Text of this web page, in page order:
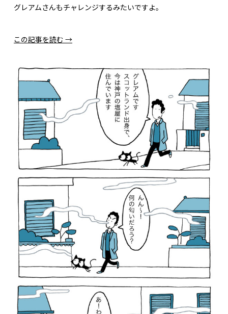
グレアムさんもチャレンジするみたいですよ。
この記事を読む →